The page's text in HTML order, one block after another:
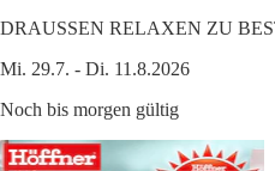
DRAUSSEN RELAXEN ZU
Mi. 29.7. - Di. 11.8.2026
Noch bis morgen gültig